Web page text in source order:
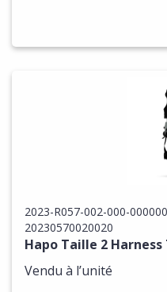
2023-R057-002-000-
20230570020020
Hapo Taille 2
Vendu à l’unité